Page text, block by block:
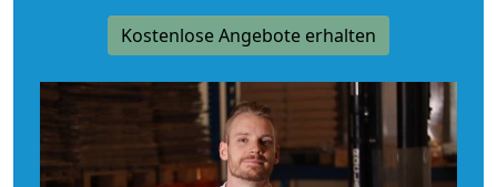
Kostenlose Angebote erhalten